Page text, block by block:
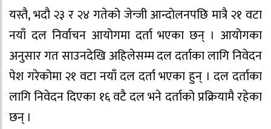
यस्तै, भदौ २३ र २४ गतेको जेन्जी आन्दोलनपछि मात्रै २१ वटा
नयाँ दल निर्वाचन आयोगमा दर्ता भएका छन् । आयोगका
अनुसार गत साउनदेखि अहिलेसम्म दल दर्ताका लागि निवेदन
पेश गरेकोमा २१ वटा नयाँ दल दर्ता भएका हुन् । दल दर्ताका
लागि निवेदन दिएका १६ वटै दल भने दर्ताको प्रक्रियामै रहेका
छन् ।